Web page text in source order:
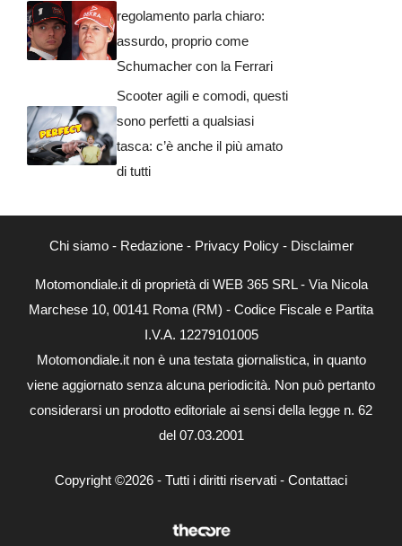
regolamento parla chiaro:
assurdo, proprio come
Schumacher con la Ferrari
Scooter agili e comodi, questi
sono perfetti a qualsiasi
tasca: c’è anche il più amato
di tutti
Chi siamo- Redazione- Privacy Policy- Disclaimer
Motomondiale.it di proprietà di WEB 365 SRL - Via Nicola
Marchese 10, 00141 Roma (RM) - Codice Fiscale e Partita
I.V.A. 12279101005
Motomondiale.it non è una testata giornalistica, in quanto
viene aggiornato senza alcuna periodicità. Non può pertanto
considerarsi un prodotto editoriale ai sensi della legge n. 62
del 07.03.2001
Copyright ©2026 - Tutti i diritti riservati - Contattaci